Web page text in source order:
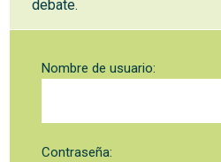
debate.
Nombre de usuario:
Contraseña: